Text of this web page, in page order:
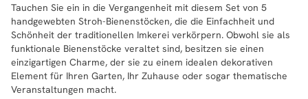
Tauchen Sie ein in die Vergangenheit mit diesem Set von 5
handgewebten Stroh-Bienenstöcken, die die Einfachheit und
Schönheit der traditionellen Imkerei verkörpern. Obwohl sie als
funktionale Bienenstöcke veraltet sind, besitzen sie einen
einzigartigen Charme, der sie zu einem idealen dekorativen
Element für Ihren Garten, Ihr Zuhause oder sogar thematische
Veranstaltungen macht.